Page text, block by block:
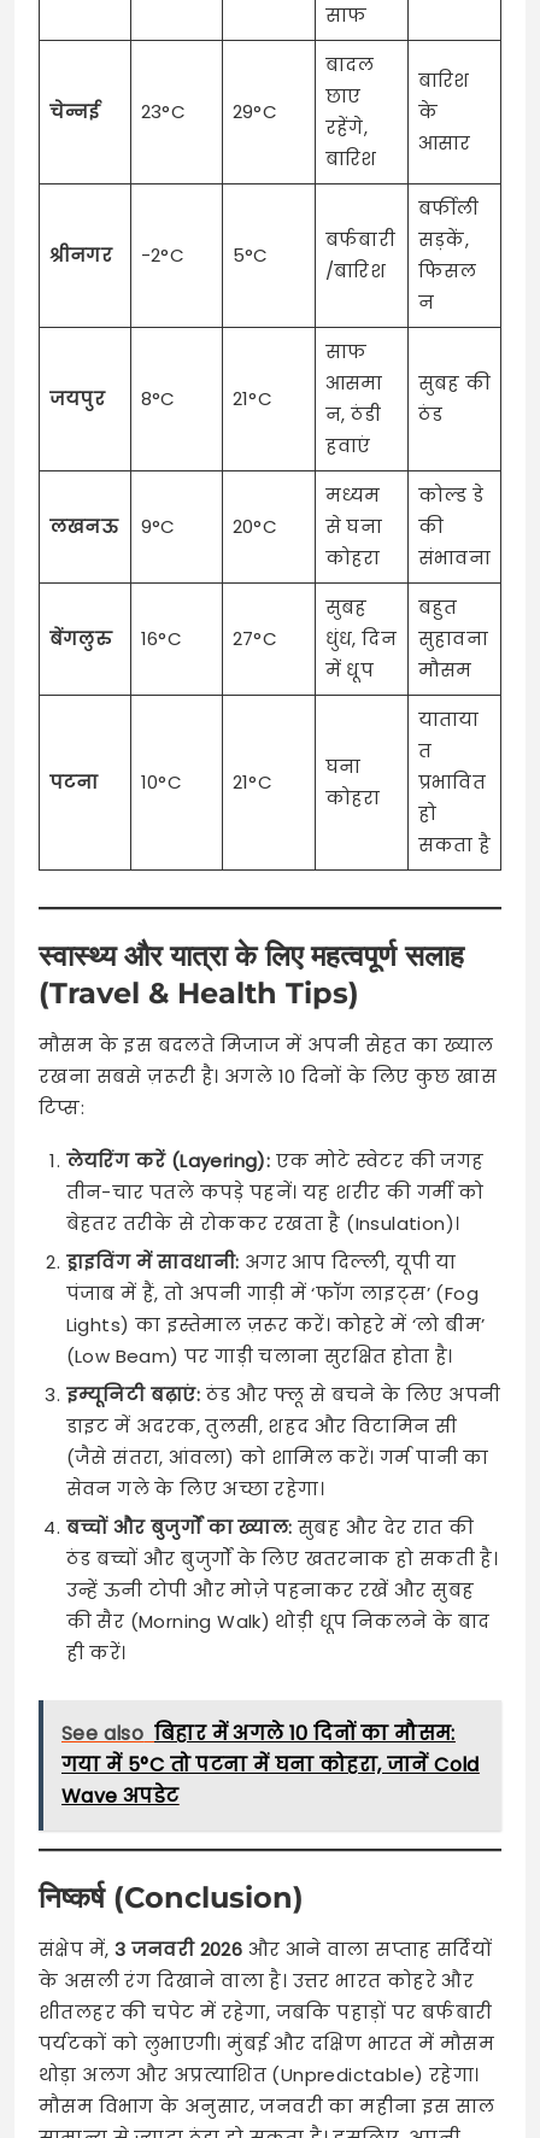
साफ
चेन्नई 23°C 29°C
बादल
छाए
रहेंगे,
बारिश
बारिश
के
आसार
श्रीनगर -2°C 5°C
बर्फबारी
/बारिश
बर्फीली
सड़कें,
फिसल
न
जयपुर 8°C 21°C
साफ
आसमा
न, ठंडी
हवाएं
सुबह की
ठंड
लखनऊ 9°C 20°C
मध्यम
से घना
कोहरा
कोल्ड डे
की
संभावना
बेंगलुरु 16°C 27°C
सुबह
धुंध, दिन
में धूप
बहुत
सुहावना
मौसम
पटना 10°C 21°C
घना
कोहरा
याताया
त
प्रभावित
हो
सकता है
स्वास्थ्य और यात्रा के लिए महत्वपूर्ण सलाह
(Travel & Health Tips)
मौसम के इस बदलते मिजाज में अपनी सेहत का ख्याल
रखना सबसे ज़रूरी है। अगले 10 दिनों के लिए कुछ खास
टिप्स:
लेयरिंग करें (Layering): एक मोटे स्वेटर की जगह
तीन-चार पतले कपड़े पहनें। यह शरीर की गर्मी को
बेहतर तरीके से रोककर रखता है (Insulation)।
ड्राइविंग में सावधानी: अगर आप दिल्ली, यूपी या
पंजाब में हैं, तो अपनी गाड़ी में ‘फॉग लाइट्स’ (Fog
Lights) का इस्तेमाल ज़रूर करें। कोहरे में ‘लो बीम’
(Low Beam) पर गाड़ी चलाना सुरक्षित होता है।
इम्यूनिटी बढ़ाएं: ठंड और फ्लू से बचने के लिए अपनी
डाइट में अदरक, तुलसी, शहद और विटामिन सी
(जैसे संतरा, आंवला) को शामिल करें। गर्म पानी का
सेवन गले के लिए अच्छा रहेगा।
बच्चों और बुजुर्गों का ख्याल: सुबह और देर रात की
ठंड बच्चों और बुजुर्गों के लिए खतरनाक हो सकती है।
उन्हें ऊनी टोपी और मोज़े पहनाकर रखें और सुबह
की सैर (Morning Walk) थोड़ी धूप निकलने के बाद
ही करें।
See also बिहार में अगले 10 दिनों का मौसम:
गया में 5°C तो पटना में घना कोहरा, जानें Cold
Wave अपडेट
निष्कर्ष (Conclusion)
संक्षेप में, 3 जनवरी 2026 और आने वाला सप्ताह सर्दियों
के असली रंग दिखाने वाला है। उत्तर भारत कोहरे और
शीतलहर की चपेट में रहेगा, जबकि पहाड़ों पर बर्फबारी
पर्यटकों को लुभाएगी। मुंबई और दक्षिण भारत में मौसम
थोड़ा अलग और अप्रत्याशित (Unpredictable) रहेगा।
मौसम विभाग के अनुसार, जनवरी का महीना इस साल